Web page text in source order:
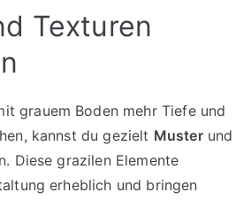
Texturen
grauem Boden mehr Tiefe und
kannst du gezielt Musterund
Diese grazilen Elemente
erheblich und bringen